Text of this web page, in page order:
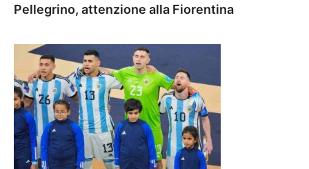
Pellegrino, attenzione alla Fiorentina